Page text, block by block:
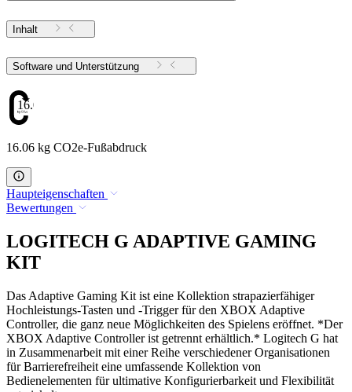
Inhalt
Software und Unterstützung
16.06
16.06 kg CO2e-Fußabdruck
Haupteigenschaften
Bewertungen
LOGITECH G ADAPTIVE GAMING
KIT
Das Adaptive Gaming Kit ist eine Kollektion strapazierfähiger
Hochleistungs-Tasten und -Trigger für den XBOX Adaptive
Controller, die ganz neue Möglichkeiten des Spielens eröffnet. *Der
XBOX Adaptive Controller ist getrennt erhältlich.* Logitech G hat
in Zusammenarbeit mit einer Reihe verschiedener Organisationen
für Barrierefreiheit eine umfassende Kollektion von
Bedienelementen für ultimative Konfigurierbarkeit und Flexibilität